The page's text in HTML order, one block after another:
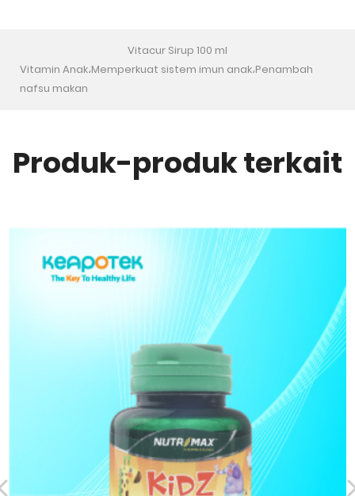
Vitacur Sirup 100 ml
Vitamin Anak،Memperkuat sistem imun anak،Penambah
nafsu makan
Produk-produk terkait